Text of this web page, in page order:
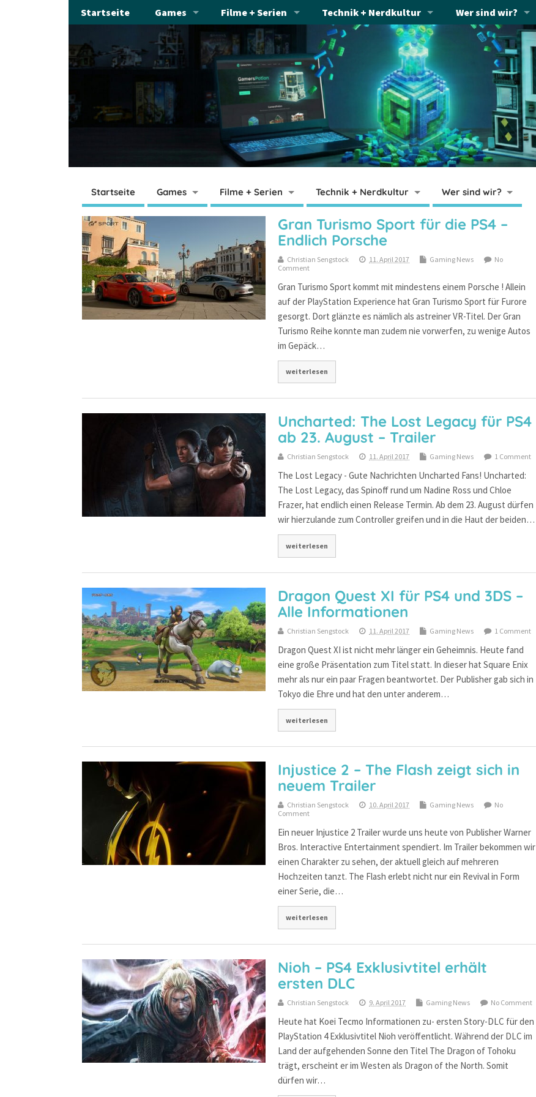
Startseite Games Filme + Serien Technik + Nerdkultur Wer sind wir?
Startseite Games Filme + Serien Technik + Nerdkultur Wer sind wir?
Gran Turismo Sport für die PS4 –
Endlich Porsche
Christian Sengstock 11. April 2017 Gaming News
No
Comment
Gran Turismo Sport kommt mit mindestens einem Porsche ! Allein
auf der PlayStation Experience hat Gran Turismo Sport für Furore
gesorgt. Dort glänzte es nämlich als astreiner VR-Titel. Der Gran
Turismo Reihe konnte man zudem nie vorwerfen, zu wenige Autos
im Gepäck…
weiterlesen
Uncharted: The Lost Legacy für PS4
ab 23. August – Trailer
Christian Sengstock 11. April 2017 Gaming News 1 Comment
The Lost Legacy - Gute Nachrichten Uncharted Fans! Uncharted:
The Lost Legacy, das Spinoff rund um Nadine Ross und Chloe
Frazer, hat endlich einen Release Termin. Ab dem 23. August dürfen
wir hierzulande zum Controller greifen und in die Haut der beiden…
weiterlesen
Dragon Quest XI für PS4 und 3DS –
Alle Informationen
Christian Sengstock 11. April 2017 Gaming News 1 Comment
Dragon Quest XI ist nicht mehr länger ein Geheimnis. Heute fand
eine große Präsentation zum Titel statt. In dieser hat Square Enix
mehr als nur ein paar Fragen beantwortet. Der Publisher gab sich in
Tokyo die Ehre und hat den unter anderem…
weiterlesen
Injustice 2 – The Flash zeigt sich in
neuem Trailer
Christian Sengstock 10. April 2017 Gaming News
No
Comment
Ein neuer Injustice 2 Trailer wurde uns heute von Publisher Warner
Bros. Interactive Entertainment spendiert. Im Trailer bekommen wir
einen Charakter zu sehen, der aktuell gleich auf mehreren
Hochzeiten tanzt. The Flash erlebt nicht nur ein Revival in Form
einer Serie, die…
weiterlesen
Nioh – PS4 Exklusivtitel erhält
ersten DLC
Christian Sengstock 9. April 2017 Gaming News No Comment
Heute hat Koei Tecmo Informationen zu- ersten Story-DLC für den
PlayStation 4 Exklusivtitel Nioh veröffentlicht. Während der DLC im
Land der aufgehenden Sonne den Titel The Dragon of Tohoku
trägt, erscheint er im Westen als Dragon of the North. Somit
dürfen wir…